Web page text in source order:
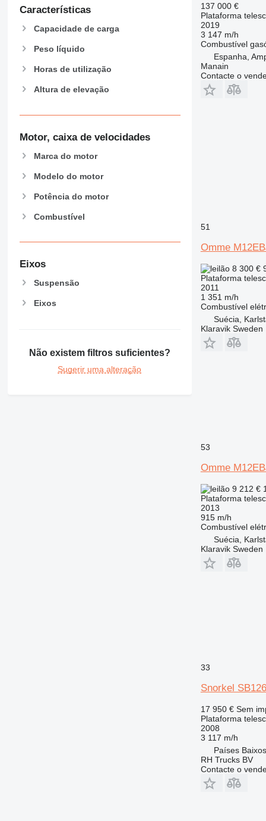
Características
Capacidade de carga
Peso líquido
Horas de utilização
Altura de elevação
Motor, caixa de velocidades
Marca do motor
Modelo do motor
Potência do motor
Combustível
Eixos
Suspensão
Eixos
Não existem filtros suficientes?
Sugerir uma alteração
137 000 €
Plataforma
2019
3 147 m/h
Combustível
Espanha,
Manain
Contacte o
51
Omme
8 300 €
Plataforma
2011
1 351 m/h
Combustível
Suécia,
Klaravik Sweden
53
Omme
9 212 €
Plataforma
2013
915 m/h
Combustível
Suécia,
Klaravik Sweden
33
Snorkel
17 950 € Sem
Plataforma
2008
3 117 m/h
Países
RH Trucks BV
Contacte o